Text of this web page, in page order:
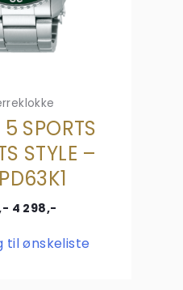
5 SPORTS
STYLE –
4 298,-
til ønskeliste